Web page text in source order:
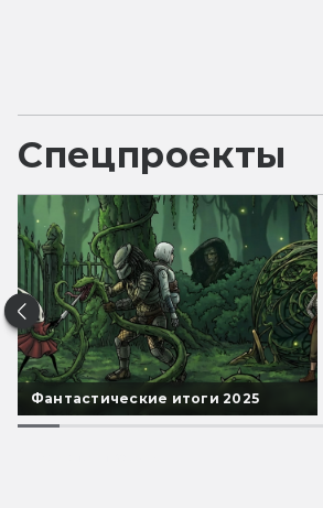
Спецпроекты
Фантастические итоги 2025